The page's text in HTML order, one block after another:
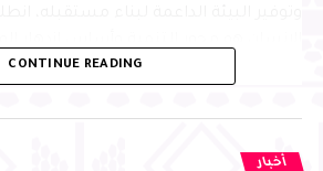
مجلس إدارة الهيئة العامة للرياضة، وبعد
الرياضة، وقد أُعد مرسوم ملكي بذلك.
النوعية التي تجمع التعليم والابتكار
الإسهام بفاعلية في مسيرة التنمية،
CONTINUE READING
أخبار